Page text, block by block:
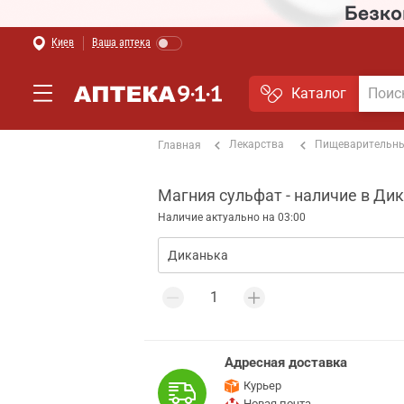
Киев Ваша аптека
Каталог
Главная Лекарства
Магния сульфат - наличие в
Наличие актуально на 03:00
Адресная доставка
Курьер